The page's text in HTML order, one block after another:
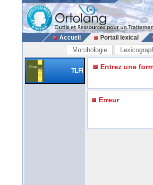
Accueil Portail lexical
Morphologie
TLFi Entrez une
Erreur